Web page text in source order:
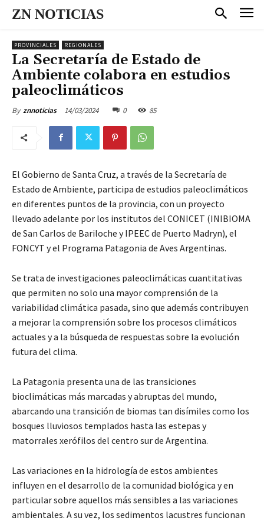
ZN NOTICIAS
PROVINCIALES REGIONALES
La Secretaría de Estado de
Ambiente colabora en estudios
paleoclimáticos
By znnoticias 14/03/2024 0 85
El Gobierno de Santa Cruz, a través de la Secretaría de
Estado de Ambiente, participa de estudios paleoclimáticos
en diferentes puntos de la provincia, con un proyecto
llevado adelante por los institutos del CONICET (INIBIOMA
de San Carlos de Bariloche y IPEEC de Puerto Madryn), el
FONCYT y el Programa Patagonia de Aves Argentinas.
Se trata de investigaciones paleoclimáticas cuantitativas
que permiten no solo una mayor comprensión de la
variabilidad climática pasada, sino que además contribuyen
a mejorar la comprensión sobre los procesos climáticos
actuales y a la búsqueda de respuestas sobre la evolución
futura del clima.
La Patagonia presenta una de las transiciones
bioclimáticas más marcadas y abruptas del mundo,
abarcando una transición de biomas tan disímiles como los
bosques lluviosos templados hasta las estepas y
matorrales xerófilos del centro sur de Argentina.
Las variaciones en la hidrología de estos ambientes
influyen en el desarrollo de la comunidad biológica y en
particular sobre aquellos más sensibles a las variaciones
ambientales. A su vez, los sedimentos lacustres funcionan